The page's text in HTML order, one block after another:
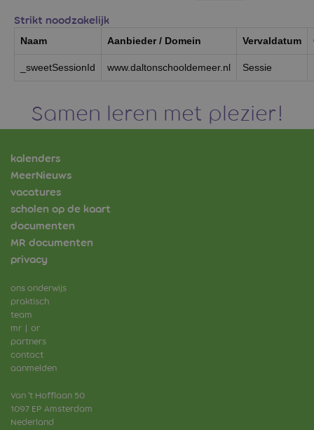
Strikt noodzakelijk
Naam Aanbieder / Domein Vervaldatum
_sweetSessionId www.daltonschooldemeer.nl Sessie
Samen leren met plezier!
kalenders
MeerNieuws
vacatures
scholen op de kaart
documenten
MR documenten
privacy
ons onderwijs
praktisch
team
mr | or
partners
contact
aanmelden
Van 't Hofflaan 50
1097 EP Amsterdam
Nederland